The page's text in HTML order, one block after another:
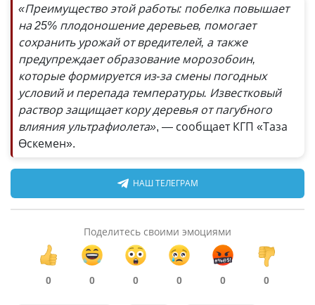
«Преимущество этой работы: побелка повышает
на 25% плодоношение деревьев, помогает
сохранить урожай от вредителей, а также
предупреждает образование морозобоин,
которые формируется из-за смены погодных
условий и перепада температуры. Известковый
раствор защищает кору деревья от пагубного
влияния ультрафиолета», — сообщает КГП «Таза
Өскемен».
НАШ ТЕЛЕГРАМ
Поделитесь своими эмоциями
0 0 0 0 0 0